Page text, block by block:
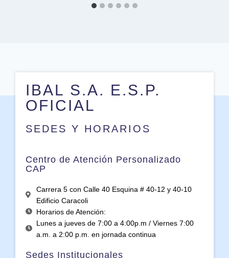
IBAL S.A. E.S.P.
OFICIAL
SEDES Y HORARIOS
Centro de Atención Personalizado
CAP
Carrera 5 con Calle 40 Esquina # 40-12 y 40-10
Edificio Caracoli
Horarios de Atención:
Lunes a jueves de 7:00 a 4:00p.m / Viernes 7:00
a.m. a 2:00 p.m. en jornada continua
Sedes Institucionales